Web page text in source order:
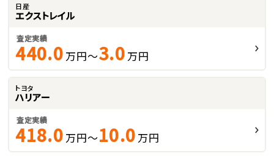
日産
エクストレイル
査定実績
440.0 万円～3.0 万円
トヨタ
ハリアー
査定実績
418.0 万円～10.0 万円